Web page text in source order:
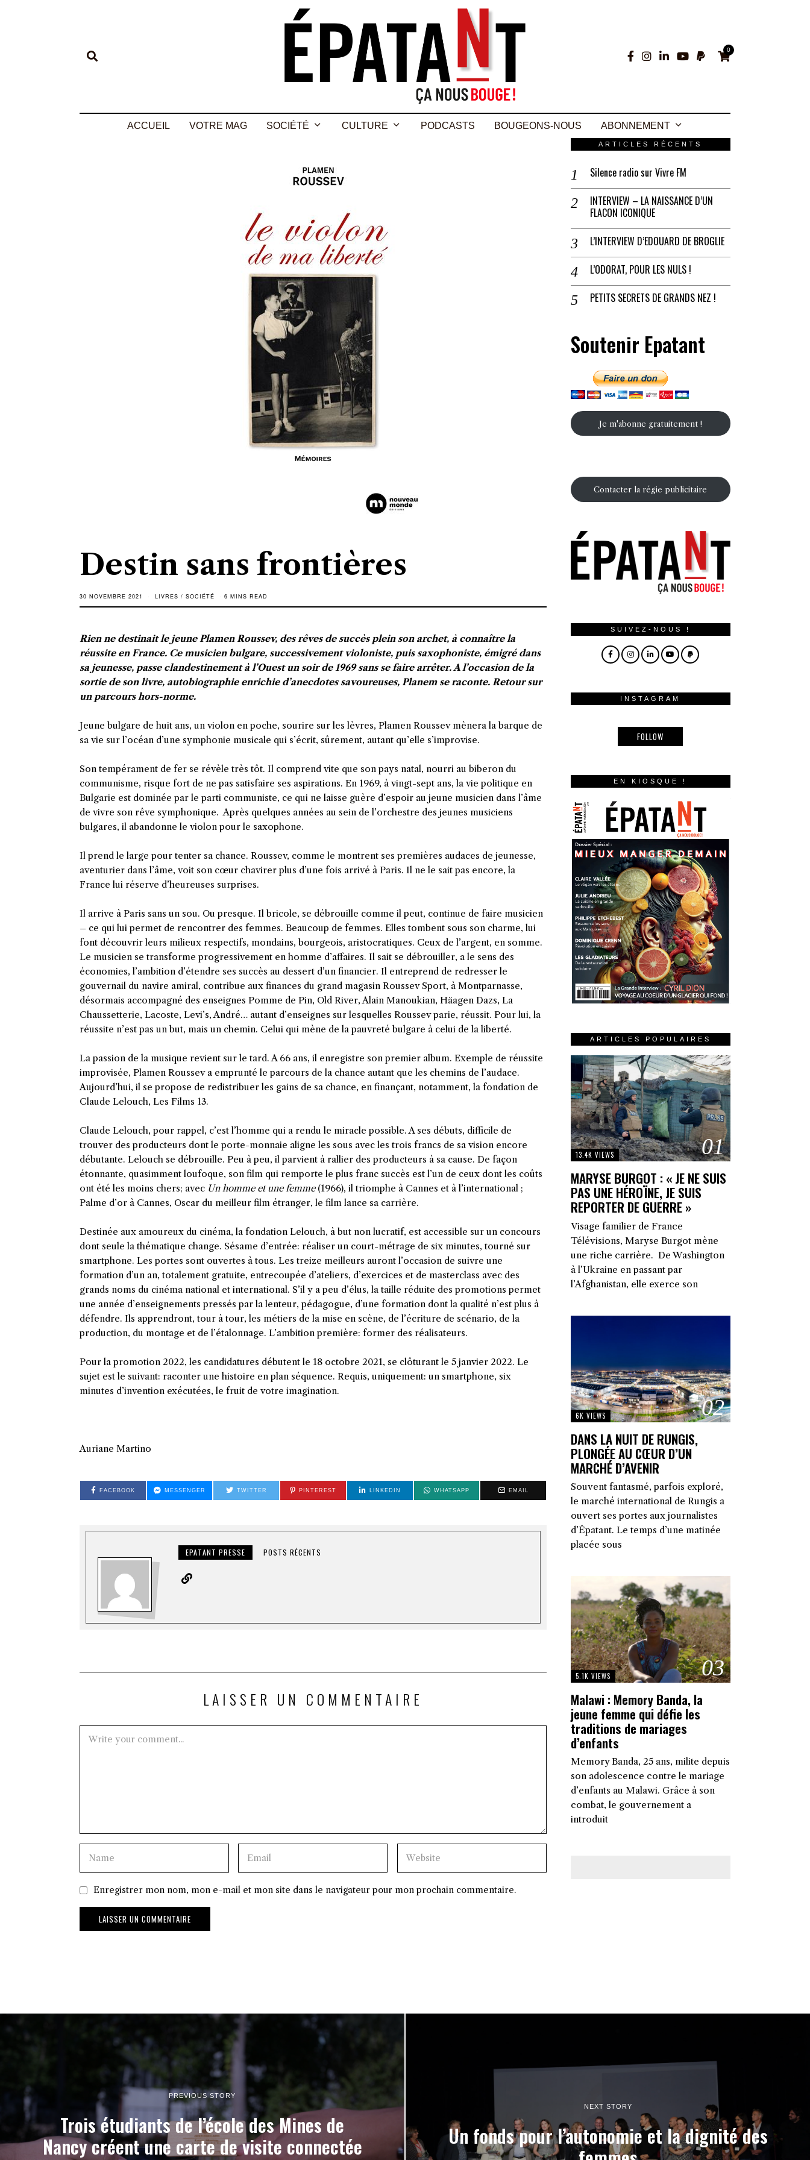
0
ACCUEIL VOTRE MAG SOCIÉTÉ CULTURE PODCASTS BOUGEONS-NOUS ABONNEMENT
Destin sans frontières
30 NOVEMBRE 2021 LIVRES / SOCIÉTÉ 6 MINS READ
Rien ne destinait le jeune Plamen Roussev, des rêves de succès plein son archet, à connaître la
réussite en France. Ce musicien bulgare, successivement violoniste, puis saxophoniste, émigré dans
sa jeunesse, passe clandestinement à l’Ouest un soir de 1969 sans se faire arrêter. A l’occasion de la
sortie de son livre, autobiographie enrichie d’anecdotes savoureuses, Planem se raconte. Retour sur
un parcours hors-norme.
Jeune bulgare de huit ans, un violon en poche, sourire sur les lèvres, Plamen Roussev mènera la barque de
sa vie sur l’océan d’une symphonie musicale qui s’écrit, sûrement, autant qu’elle s’improvise.
Son tempérament de fer se révèle très tôt. Il comprend vite que son pays natal, nourri au biberon du
communisme, risque fort de ne pas satisfaire ses aspirations. En 1969, à vingt-sept ans, la vie politique en
Bulgarie est dominée par le parti communiste, ce qui ne laisse guère d’espoir au jeune musicien dans l’âme
de vivre son rêve symphonique. Après quelques années au sein de l’orchestre des jeunes musiciens
bulgares, il abandonne le violon pour le saxophone.
Il prend le large pour tenter sa chance. Roussev, comme le montrent ses premières audaces de jeunesse,
aventurier dans l’âme, voit son cœur chavirer plus d’une fois arrivé à Paris. Il ne le sait pas encore, la
France lui réserve d’heureuses surprises.
Il arrive à Paris sans un sou. Ou presque. Il bricole, se débrouille comme il peut, continue de faire musicien
– ce qui lui permet de rencontrer des femmes. Beaucoup de femmes. Elles tombent sous son charme, lui
font découvrir leurs milieux respectifs, mondains, bourgeois, aristocratiques. Ceux de l’argent, en somme.
Le musicien se transforme progressivement en homme d’affaires. Il sait se débrouiller, a le sens des
économies, l’ambition d’étendre ses succès au dessert d’un financier. Il entreprend de redresser le
gouvernail du navire amiral, contribue aux finances du grand magasin Roussev Sport, à Montparnasse,
désormais accompagné des enseignes Pomme de Pin, Old River, Alain Manoukian, Häagen Dazs, La
Chaussetterie, Lacoste, Levi’s, André… autant d’enseignes sur lesquelles Roussev parie, réussit. Pour lui, la
réussite n’est pas un but, mais un chemin. Celui qui mène de la pauvreté bulgare à celui de la liberté.
La passion de la musique revient sur le tard. A 66 ans, il enregistre son premier album. Exemple de réussite
improvisée, Plamen Roussev a emprunté le parcours de la chance autant que les chemins de l’audace.
Aujourd’hui, il se propose de redistribuer les gains de sa chance, en finançant, notamment, la fondation de
Claude Lelouch, Les Films 13.
Claude Lelouch, pour rappel, c’est l’homme qui a rendu le miracle possible. A ses débuts, difficile de
trouver des producteurs dont le porte-monnaie aligne les sous avec les trois francs de sa vision encore
débutante. Lelouch se débrouille. Peu à peu, il parvient à rallier des producteurs à sa cause. De façon
étonnante, quasimment loufoque, son film qui remporte le plus franc succès est l’un de ceux dont les coûts
ont été les moins chers; avec Un homme et une femme(1966), il triomphe à Cannes et à l’international ;
Palme d’or à Cannes, Oscar du meilleur film étranger, le film lance sa carrière.
Destinée aux amoureux du cinéma, la fondation Lelouch, à but non lucratif, est accessible sur un concours
dont seule la thématique change. Sésame d’entrée: réaliser un court-métrage de six minutes, tourné sur
smartphone. Les portes sont ouvertes à tous. Les treize meilleurs auront l’occasion de suivre une
formation d’un an, totalement gratuite, entrecoupée d’ateliers, d’exercices et de masterclass avec des
grands noms du cinéma national et international. S’il y a peu d’élus, la taille réduite des promotions permet
une année d’enseignements pressés par la lenteur, pédagogue, d’une formation dont la qualité n’est plus à
défendre. Ils apprendront, tour à tour, les métiers de la mise en scène, de l’écriture de scénario, de la
production, du montage et de l’étalonnage. L’ambition première: former des réalisateurs.
Pour la promotion 2022, les candidatures débutent le 18 octobre 2021, se clôturant le 5 janvier 2022. Le
sujet est le suivant: raconter une histoire en plan séquence. Requis, uniquement: un smartphone, six
minutes d’invention exécutées, le fruit de votre imagination.
Auriane Martino
FACEBOOK MESSENGER TWITTER PINTEREST LINKEDIN WHATSAPP EMAIL
EPATANT PRESSE POSTS RÉCENTS
LAISSER UN COMMENTAIRE
Enregistrer mon nom, mon e-mail et mon site dans le navigateur pour mon prochain commentaire.
ARTICLES RÉCENTS
Silence radio sur Vivre FM
INTERVIEW – LA NAISSANCE D’UN
FLACON ICONIQUE
L’INTERVIEW D’EDOUARD DE BROGLIE
L’ODORAT, POUR LES NULS !
PETITS SECRETS DE GRANDS NEZ !
Soutenir Epatant
Je m'abonne gratuitement !
Contacter la régie publicitaire
SUIVEZ-NOUS !
INSTAGRAM
FOLLOW
EN KIOSQUE !
ARTICLES POPULAIRES
01
13.4K VIEWS
MARYSE BURGOT : « JE NE SUIS
PAS UNE HÉROÏNE, JE SUIS
REPORTER DE GUERRE »
Visage familier de France
Télévisions, Maryse Burgot mène
une riche carrière. De Washington
à l’Ukraine en passant par
l’Afghanistan, elle exerce son
02
6K VIEWS
DANS LA NUIT DE RUNGIS,
PLONGÉE AU CŒUR D’UN
MARCHÉ D’AVENIR
Souvent fantasmé, parfois exploré,
le marché international de Rungis a
ouvert ses portes aux journalistes
d’Épatant. Le temps d’une matinée
placée sous
03
5.1K VIEWS
Malawi : Memory Banda, la
jeune femme qui défie les
traditions de mariages
d’enfants
Memory Banda, 25 ans, milite depuis
son adolescence contre le mariage
d’enfants au Malawi. Grâce à son
combat, le gouvernement a
introduit
PREVIOUS STORY
Trois étudiants de l’école des Mines de
Nancy créent une carte de visite connectée
NEXT STORY
Un fonds pour l’autonomie et la dignité des